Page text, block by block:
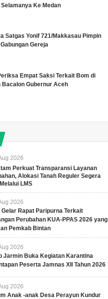
Ke Medan
Satgas Yonif 721/Makkasau Pimpin
Gabungan Gereja
Empat Saksi Terkait Bom di
Bacalon Gubernur Aceh
2026
Perkuat Transparansi Layanan
Alokasi Tanah Reguler Segera
LMS
2026
Gelar Rapat Paripurna Terkait
Perubahan KUA-PPAS 2026 yang
Pemkab Bintan
2026
Jarmin Buka Kegiatan Karantina
Peserta Jamnas XII Tahun 2026
2026
Anak -anak Desa Perayun Kundur